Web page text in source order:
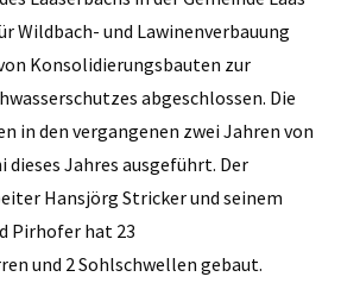
Wildbach- und Lawinenverbauung
Konsolidierungsbauten zur
abgeschlossen. Die
in den vergangenen zwei Jahren von
dieses Jahres ausgeführt. Der
Hansjörg Stricker und seinem
Pirhofer hat 23
und 2 Sohlschwellen gebaut.